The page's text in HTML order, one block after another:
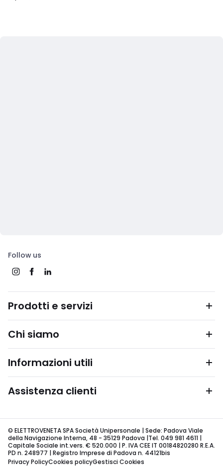
Follow us
Prodotti e servizi
Chi siamo
Informazioni utili
Assistenza clienti
© ELETTROVENETA SPA Società Unipersonale | Sede: Padova Viale
della Navigazione Interna, 48 - 35129 Padova |Tel. 049 981 4611 |
Capitale Sociale int.vers. € 520.000 | P. IVA CEE IT 00184820280 R.E.A.
PD n. 248977 | Registro Imprese di Padova n. 44121bis
Privacy PolicyCookies policyGestisci Cookies